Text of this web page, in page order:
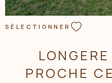
SÉLECTIONNER
PROCHE